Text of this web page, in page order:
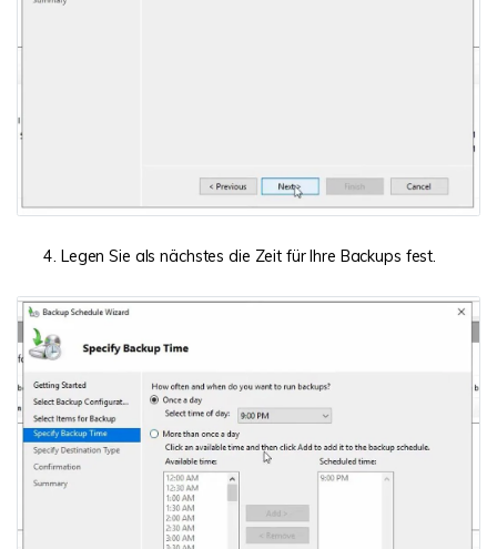
Legen Sie als nächstes die Zeit für Ihre Backups fest.